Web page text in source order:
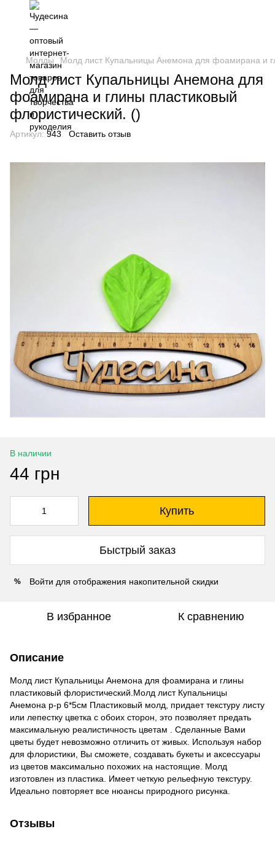
Молды Молд лист Купальницы Анемона для фоамирана и
Молд лист Купальницы Анемона для
фоамирана и глины пластиковый
флористический. ()
Артикул: 943 Оставить отзыв
В наличии
44 грн
Купить
Быстрый заказ
% Войти для отображения накопительной скидки
В избранное К сравнению
Описание
Молд лист Купальницы Анемона для фоамирана и глины
пластиковый флористический.Молд лист Купальницы
Анемона р-р 6*5см Пластиковый молд, придает текстуру листу
или лепестку цветка с обоих сторон, это позволяет предать
максимальную реалистичность цветам . Сделанные Вами
цветы будет невозможно отличить от живых. Используя набор
для флористики, Вы сможете, создавать букеты и аксессуары
из цветов максимально похожих на настоящие. Молд
изготовлен из пластика. Имеет четкую рельефную текстуру.
Идеально повторяет все нюансы природного рисунка.
Отзывы